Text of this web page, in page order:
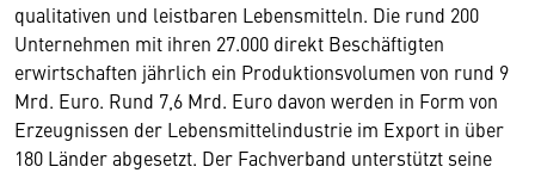
qualitativen und leistbaren Lebensmitteln. Die rund 200
Unternehmen mit ihren 27.000 direkt Beschäftigten
erwirtschaften jährlich ein Produktionsvolumen von rund 9
Mrd. Euro. Rund 7,6 Mrd. Euro davon werden in Form von
Erzeugnissen der Lebensmittelindustrie im Export in über
180 Länder abgesetzt. Der Fachverband unterstützt seine